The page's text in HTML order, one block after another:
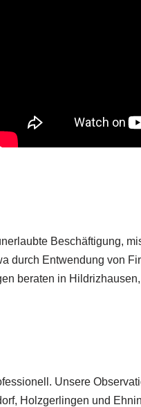
Beschäftigung,
durch Entwendung von
beraten in
Unsere
Holzgerlingen und